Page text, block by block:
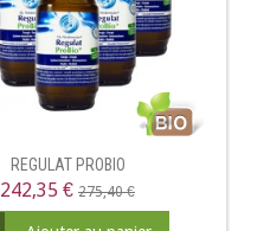
REGULAT PROBIO
242,35 € 275,40 €